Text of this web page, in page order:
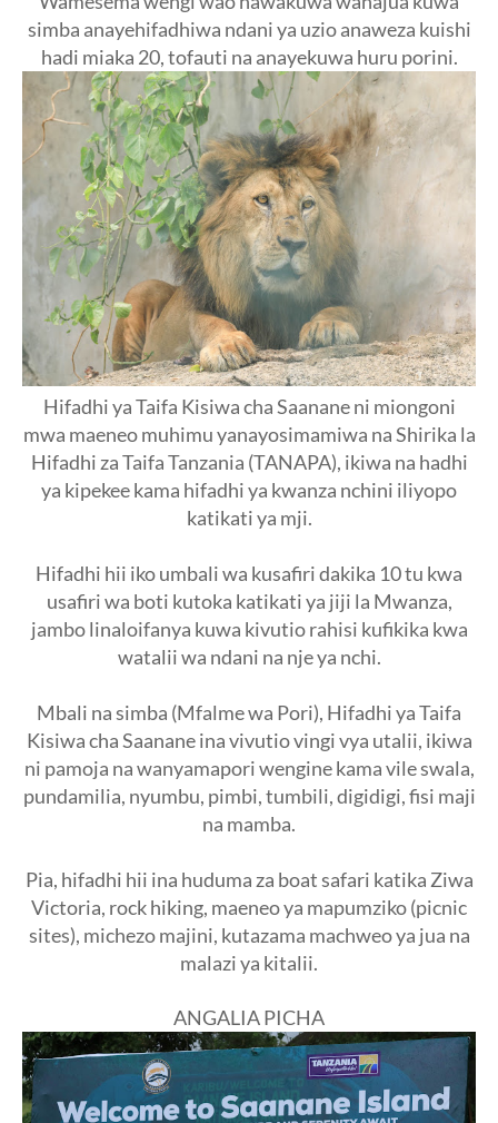
simba anayehifadhiwa ndani ya uzio anaweza kuishi
hadi miaka 20, tofauti na anayekuwa huru porini.
Hifadhi ya Taifa Kisiwa cha Saanane ni miongoni
mwa maeneo muhimu yanayosimamiwa na Shirika la
Hifadhi za Taifa Tanzania (TANAPA), ikiwa na hadhi
ya kipekee kama hifadhi ya kwanza nchini iliyopo
katikati ya mji.
Hifadhi hii iko umbali wa kusafiri dakika 10 tu kwa
usafiri wa boti kutoka katikati ya jiji la Mwanza,
jambo linaloifanya kuwa kivutio rahisi kufikika kwa
watalii wa ndani na nje ya nchi.
Mbali na simba (Mfalme wa Pori), Hifadhi ya Taifa
Kisiwa cha Saanane ina vivutio vingi vya utalii, ikiwa
ni pamoja na wanyamapori wengine kama vile swala,
pundamilia, nyumbu, pimbi, tumbili, digidigi, fisi maji
na mamba.
Pia, hifadhi hii ina huduma za boat safari katika Ziwa
Victoria, rock hiking, maeneo ya mapumziko (picnic
sites), michezo majini, kutazama machweo ya jua na
malazi ya kitalii.
ANGALIA PICHA